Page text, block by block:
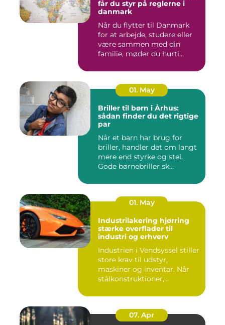
får du styr på reglerne i
danmark
Når du flytter til Danmark
for at arbejde, studere eller
være sammen med din
familie, møder du hurti...
01. May
Briller til børn i Århus:
sådan finder du det rigtige
par
Når et barn har brug for
briller, handler det om langt
mere end styrke og stel.
Gode børnebriller sk...
01. May
Industrilakering hjørring
stærke overflader til
industri og erhverv
Industrien i Vendsyssel stiller
store krav til udstyr,
maskiner og inventar. Når
stålkonstruktioner,...
07. Apr